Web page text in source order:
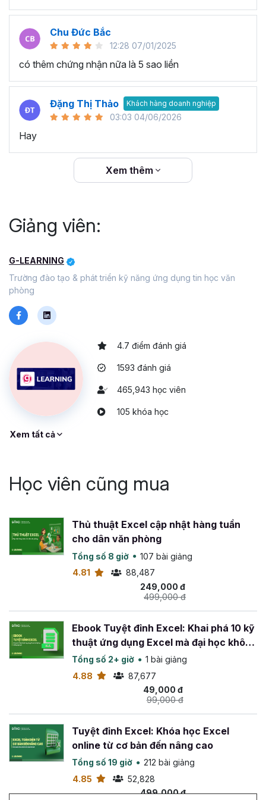
Chu Đức Bắc
12:28 07/01/2025
có thêm chứng nhận nữa là 5 sao liền
Đặng Thị Thảo Khách hàng doanh nghiệp
03:03 04/06/2026
Hay
Xem thêm
Giảng viên:
G-LEARNING
Trường đào tạo & phát triển kỹ năng ứng dụng tin học văn
phòng
4.7 điểm đánh giá
1593 đánh giá
465,943 học viên
105 khóa học
Xem tất cả
Học viên cũng mua
Thủ thuật Excel cập nhật hàng tuần
cho dân văn phòng
Tổng số 8 giờ
107 bài giảng
4.81
88,487
249,000 đ
499,000 đ
Ebook Tuyệt đỉnh Excel: Khai phá 10 kỹ
thuật ứng dụng Excel mà đại học không
dạy bạn
Tổng số 2+ giờ
1 bài giảng
4.88
87,677
49,000 đ
99,000 đ
Tuyệt đỉnh Excel: Khóa học Excel
online từ cơ bản đến nâng cao
Tổng số 19 giờ
212 bài giảng
4.85
52,828
499,000 đ